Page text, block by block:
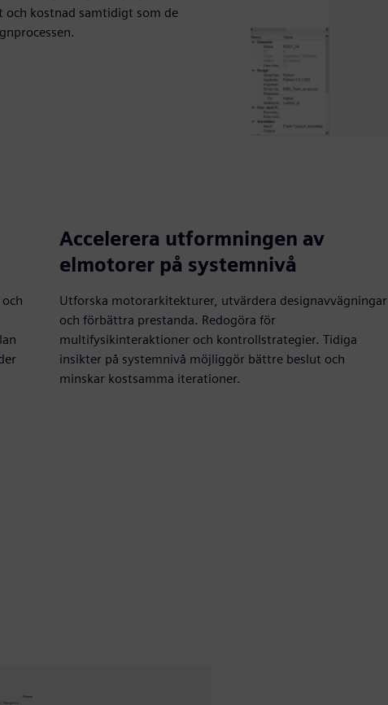
och kostnad samtidigt som de
Accelerera utformningen av
elmotorer på systemnivå
Utforska motorarkitekturer, utvärdera designavvägningar
och förbättra prestanda. Redogöra för
multifysikinteraktioner och kontrollstrategier. Tidiga
insikter på systemnivå möjliggör bättre beslut och
minskar kostsamma iterationer.